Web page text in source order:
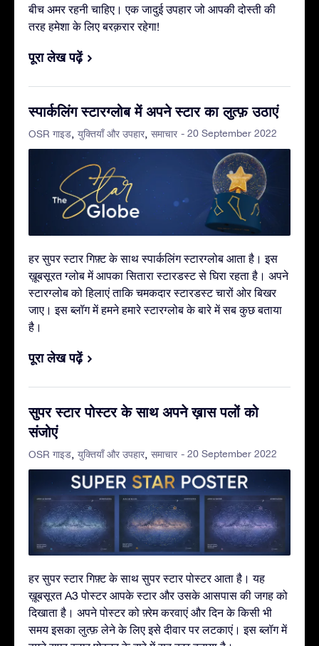
बीच अमर रहनी चाहिए। एक जादुई उपहार जो आपकी दोस्ती की
तरह हमेशा के लिए बरक़रार रहेगा!
पूरा लेख पढ़ें
स्पार्कलिंग स्टारग्लोब में अपने स्टार का लुत्फ़ उठाएं
OSR गाइड युक्तियाँ और उपहार समाचार - 20 September 2022
हर सुपर स्टार गिफ़्ट के साथ स्पार्कलिंग स्टारग्लोब आता है। इस
ख़ूबसूरत ग्लोब में आपका सितारा स्टारडस्ट से घिरा रहता है। अपने
स्टारग्लोब को हिलाएं ताकि चमकदार स्टारडस्ट चारों ओर बिखर
जाए। इस ब्लॉग में हमने हमारे स्टारग्लोब के बारे में सब कुछ बताया
है।
पूरा लेख पढ़ें
सुपर स्टार पोस्टर के साथ अपने ख़ास पलों को
संजोएं
OSR गाइड युक्तियाँ और उपहार समाचार - 20 September 2022
हर सुपर स्टार गिफ़्ट के साथ सुपर स्टार पोस्टर आता है। यह
ख़ूबसूरत A3 पोस्टर आपके स्टार और उसके आसपास की जगह को
दिखाता है। अपने पोस्टर को फ़्रेम करवाएं और दिन के किसी भी
समय इसका लुत्फ़ लेने के लिए इसे दीवार पर लटकाएं। इस ब्लॉग में